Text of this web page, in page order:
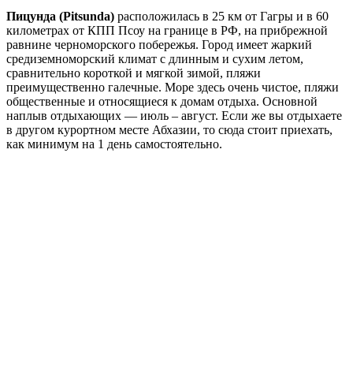
Пицунда (Pitsunda) расположилась в 25 км от Гагры и в 60
километрах от КПП Псоу на границе в РФ, на прибрежной
равнине черноморского побережья. Город имеет жаркий
средиземноморский климат с длинным и сухим летом,
сравнительно короткой и мягкой зимой, пляжи
преимущественно галечные. Море здесь очень чистое, пляжи
общественные и относящиеся к домам отдыха. Основной
наплыв отдыхающих — июль – август. Если же вы отдыхаете
в другом курортном месте Абхазии, то сюда стоит приехать,
как минимум на 1 день самостоятельно.